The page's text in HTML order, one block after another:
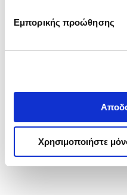
Εμπορικής προώθησης
Χρησιμοποιήστε